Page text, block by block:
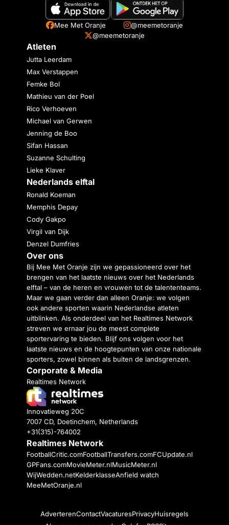
Mee Met Oranje
@meemetoranje
@meemetoranje
Atleten
Jutta Leerdam
Max Verstappen
Femke Bol
Mathieu van der Poel
Rico Verhoeven
Michael van Gerwen
Jenning de Boo
Sifan Hassan
Suzanne Schulting
Lieke Klaver
Nederlands elftal
Ronald Koeman
Memphis Depay
Cody Gakpo
Virgil van Dijk
Denzel Dumfries
Over ons
Bij Mee Met Oranje zijn we gepassioneerd over het
brengen van het laatste nieuws over het Nederlands
elftal – van de heren en vrouwen tot de talententeams.
Maar we gaan verder dan alleen Oranje: we volgen
ook andere sporten waarin Nederlandse atleten
uitblinken. Als onderdeel van het Realtimes Network
streven we ernaar jou de meest complete
sportervaring te bieden. Blijf ons volgen voor het
laatste nieuws en de hoogtepunten van onze nationale
sporters, zowel binnen als buiten de landsgrenzen.
Corporate & Media
Realtimes Network
Innovatieweg 20C
7007 CD, Doetinchem, Netherlands
+31(315)-764002
Realtimes Network
FootballCritic.comFootballTransfers.comFCUpdate.nl
GPFans.comMovieMeter.nlMusicMeter.nl
WijWedden.netKelderklasseAnfield watch
MeeMetOranje.nl
AdverterenContactVacaturesPrivacyHuisregels